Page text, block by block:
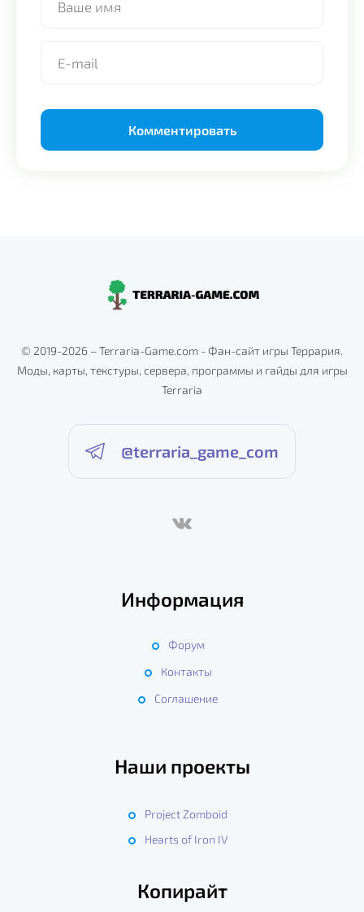
© 2019-2026 – Terraria-Game.com - Фан-сайт игры Террария.
Моды, карты, текстуры, сервера, программы и гайды для игры
Terraria
@terraria_game_com
Информация
Форум
Контакты
Соглашение
Наши проекты
Project Zomboid
Hearts of Iron IV
Копирайт